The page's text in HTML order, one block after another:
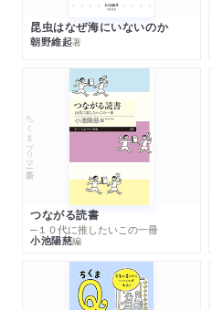
昆虫はなぜ海にいないのか
朝野維起著
ちくまプリマー新書
つながる読書
─１０代に推したいこの一冊
小池陽慈編